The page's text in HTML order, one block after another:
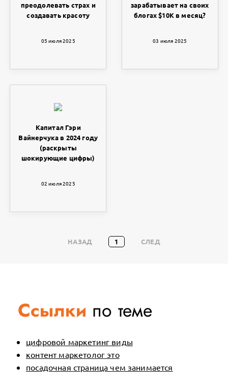
преодолевать страх и
создавать красоту
05 июля 2025
зарабатывает на своих
блогах $10K в месяц?
03 июля 2025
Капитал Гэри
Вайнерчука в 2024 году
(раскрыты
шокирующие цифры)
02 июля 2025
НАЗАД 1 СЛЕД
Ссылки по теме
цифровой маркетинг виды
контент маркетолог это
посадочная страница чем занимается